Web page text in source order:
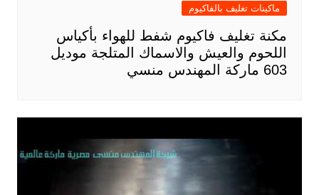
ماكينات تغليف بالفاكيوم
مكنة تغليف فاكيوم شفط للهواء بأكياس
اللحوم والعيش والاسماك المتلجة موديل
603 ماركة المهندس منسي